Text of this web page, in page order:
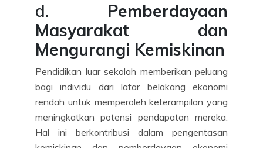
d. Pemberdayaan
Masyarakat dan
Mengurangi Kemiskinan
Pendidikan luar sekolah memberikan peluang
bagi individu dari latar belakang ekonomi
rendah untuk memperoleh keterampilan yang
meningkatkan potensi pendapatan mereka.
Hal ini berkontribusi dalam pengentasan